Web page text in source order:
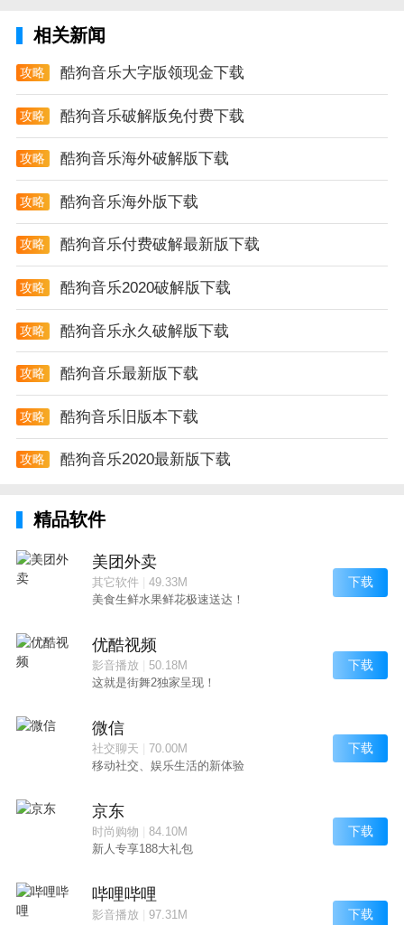
7.全新音乐短视频
音乐短视频精彩来袭，听觉视觉双重体验！海量歌曲一
键拍摄，即刻生成你的音乐大片！
酷狗音乐app测评
拥有最新动态修订，更加简洁时尚，开放和私人作品可
以不用担心就能转换。如果你想唱歌，你可以毫无压力
地唱歌。
相关新闻
攻略 酷狗音乐大字版领现金下载
攻略 酷狗音乐破解版免付费下载
攻略 酷狗音乐海外破解版下载
攻略 酷狗音乐海外版下载
攻略 酷狗音乐付费破解最新版下载
攻略 酷狗音乐2020破解版下载
攻略 酷狗音乐永久破解版下载
攻略 酷狗音乐最新版下载
攻略 酷狗音乐旧版本下载
攻略 酷狗音乐2020最新版下载
精品软件
美团外卖
其它软件| 49.33M
美食生鲜水果鲜花极速送达！
下载
优酷视频
影音播放
50.18M
这就是街舞2独家呈现！
下载
微信
社交聊天
70.00M
移动社交、娱乐生活的新体验
下载
京东
时尚购物
84.10M
新人专享188大礼包
下载
哔哩哔哩
影音播放
97.31M
下载